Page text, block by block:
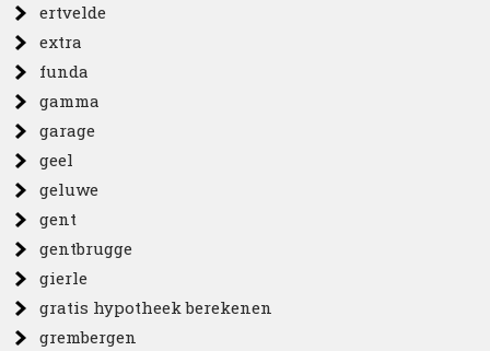
ertvelde
extra
funda
gamma
garage
geel
geluwe
gent
gentbrugge
gierle
gratis hypotheek berekenen
grembergen